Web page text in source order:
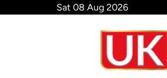
Sat 08 Aug 2026